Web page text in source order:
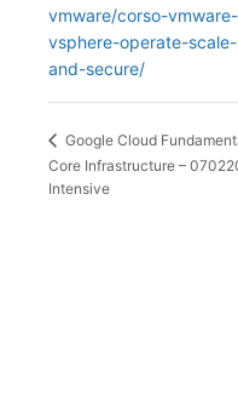
vmware/corso-vmware-
vsphere-operate-scale-
and-secure/
Google Cloud
Core Infrastructure –
Intensive